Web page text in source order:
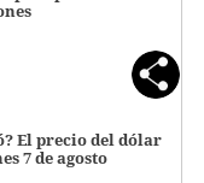
El precio del dólar
7 de agosto